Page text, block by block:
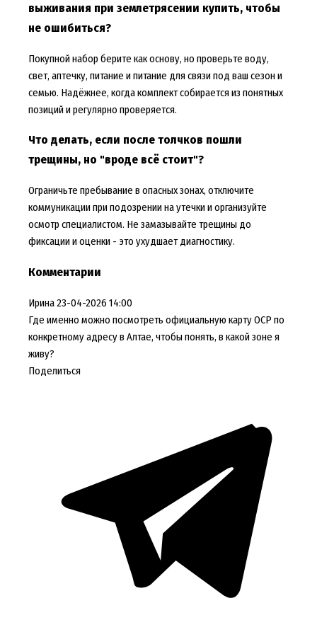
выживания при землетрясении купить, чтобы
не ошибиться?
Покупной набор берите как основу, но проверьте воду,
свет, аптечку, питание и питание для связи под ваш сезон и
семью. Надёжнее, когда комплект собирается из понятных
позиций и регулярно проверяется.
Что делать, если после толчков пошли
трещины, но "вроде всё стоит"?
Ограничьте пребывание в опасных зонах, отключите
коммуникации при подозрении на утечки и организуйте
осмотр специалистом. Не замазывайте трещины до
фиксации и оценки - это ухудшает диагностику.
Комментарии
Ирина23-04-2026 14:00
Где именно можно посмотреть официальную карту ОСР по
конкретному адресу в Алтае, чтобы понять, в какой зоне я
живу?
Поделиться